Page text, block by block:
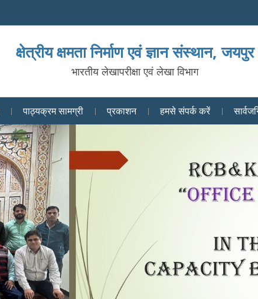
क्षेत्रीय क्षमता निर्माण एवं ज्ञान संस्थान, जयपुर
भारतीय लेखापरीक्षा एवं लेखा विभाग
पाठ्यक्रम सामग्री प्रकाशन हमसे संपर्क करें